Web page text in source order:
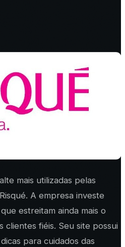
mais utilizadas pelas
A empresa investe
estreitam ainda mais o
clientes fiéis. Seu site possui
para cuidados das